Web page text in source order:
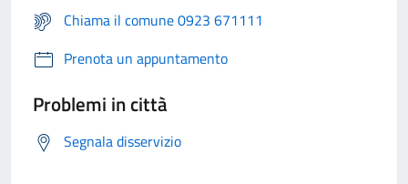
Chiama il comune 0923 671111
Prenota un appuntamento
Problemi in città
Segnala disservizio